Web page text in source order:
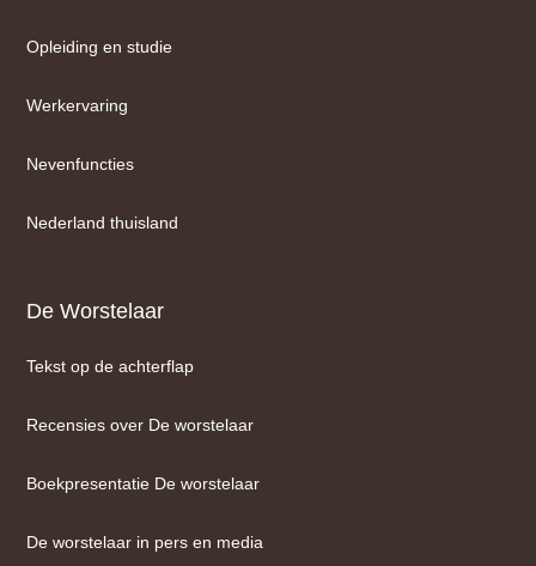
Opleiding en studie
Werkervaring
Nevenfuncties
Nederland thuisland
De Worstelaar
Tekst op de achterflap
Recensies over De worstelaar
Boekpresentatie De worstelaar
De worstelaar in pers en media